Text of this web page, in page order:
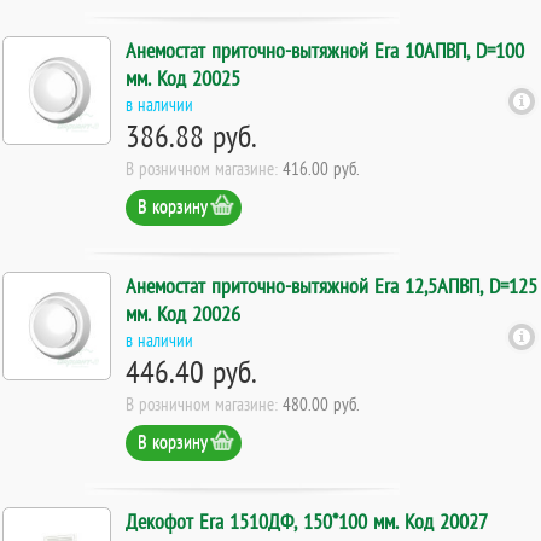
Анемостат приточно-вытяжной Era 10АПВП, D=100
мм. Код 20025
в наличии
386.88 руб.
В розничном магазине: 416.00 руб.
В корзину
Анемостат приточно-вытяжной Era 12,5АПВП, D=125
мм. Код 20026
в наличии
446.40 руб.
В розничном магазине: 480.00 руб.
В корзину
Декофот Era 1510ДФ, 150*100 мм. Код 20027